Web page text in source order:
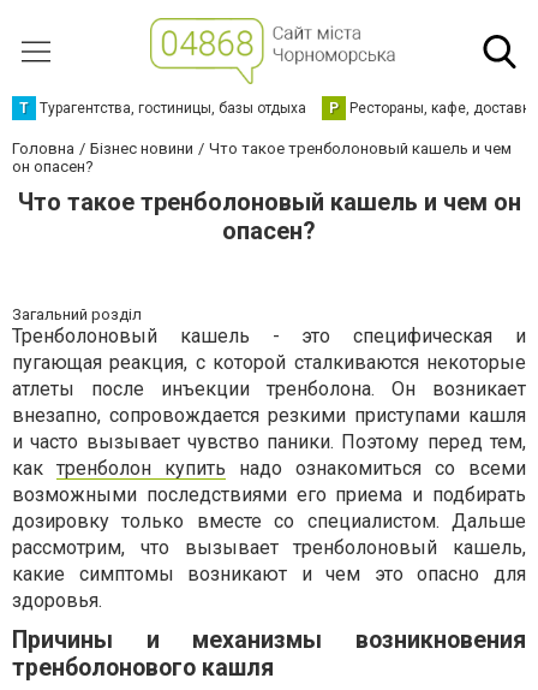
Т Турагентства, гостиницы, базы отдыха Р Рестораны, кафе,
Головна Бізнес новини
Что такое тренболоновый кашель и чем
он опасен?
Что такое тренболоновый кашель и чем он
опасен?
Загальний розділ
Тренболоновый кашель - это специфическая и
пугающая реакция, с которой сталкиваются некоторые
атлеты после инъекции тренболона. Он возникает
внезапно, сопровождается резкими приступами кашля
и часто вызывает чувство паники. Поэтому перед тем,
как тренболон купить надо ознакомиться со всеми
возможными последствиями его приема и подбирать
дозировку только вместе со специалистом. Дальше
рассмотрим, что вызывает тренболоновый кашель,
какие симптомы возникают и чем это опасно для
здоровья.
Причины и механизмы возникновения
тренболонового кашля